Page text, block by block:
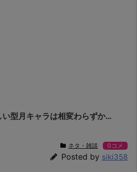
い型月キャラは相変わらずか…
ネタ・雑談 0コメ
Posted by siki358